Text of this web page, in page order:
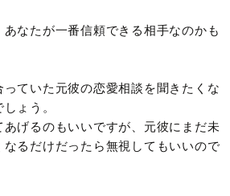
なたが一番信頼できる相手なのかも
ていた元彼の恋愛相談を聞きたくな
ょう。
げるのもいいですが、元彼にまだ未
るだけだったら無視してもいいので